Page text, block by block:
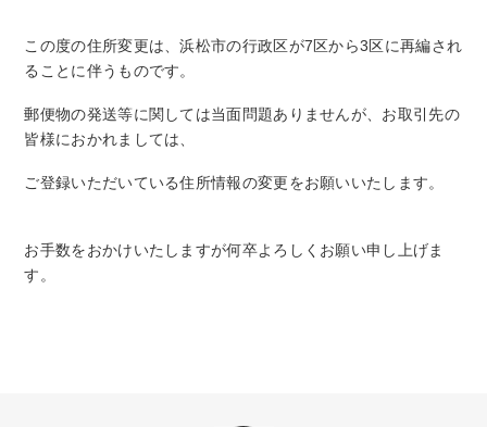
この度の住所変更は、浜松市の行政区が7区から3区に再編され
ることに伴うものです。
郵便物の発送等に関しては当面問題ありませんが、お取引先の
皆様におかれましては、
ご登録いただいている住所情報の変更をお願いいたします。
お手数をおかけいたしますが何卒よろしくお願い申し上げま
す。